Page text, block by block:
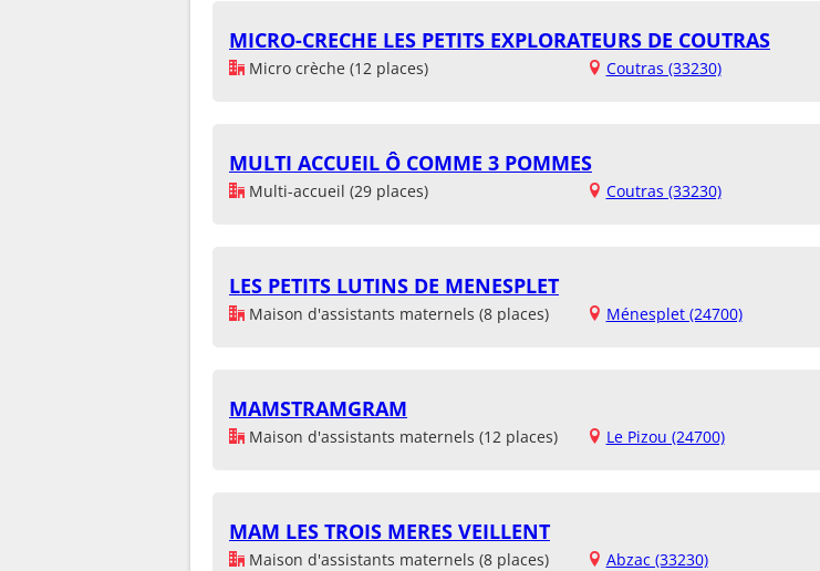
MICRO-CRECHE LES PETITS EXPLORATEURS DE COUTRAS
Micro crèche (12 places) Coutras (33230)
MULTI ACCUEIL Ô COMME 3 POMMES
Multi-accueil (29 places) Coutras (33230)
LES PETITS LUTINS DE MENESPLET
Maison d'assistants maternels (8 places) Ménesplet (24700)
MAMSTRAMGRAM
Maison d'assistants maternels (12 places) Le Pizou (24700)
MAM LES TROIS MERES VEILLENT
Maison d'assistants maternels (8 places) Abzac (33230)